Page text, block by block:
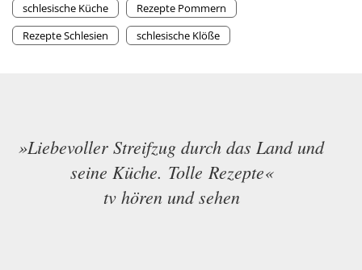
schlesische Küche
Rezepte Pommern
Rezepte Schlesien
schlesische Klöße
»Liebevoller Streifzug durch das Land und
seine Küche. Tolle Rezepte«
tv hören und sehen